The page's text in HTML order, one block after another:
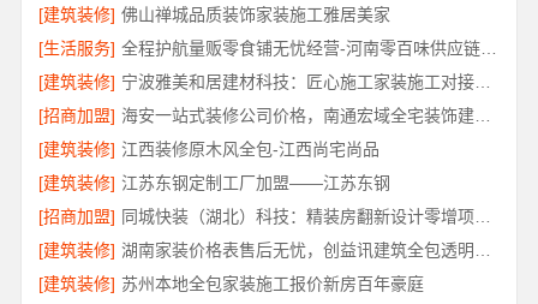
[建筑装修] 佛山禅城品质装饰家装施工雅居美家
[生活服务]
全程护航量贩零食铺无忧经营-河南零百味供应链有限公司
[建筑装修]
宁波雅美和居建材科技：匠心施工家装施工对接渠道
[招商加盟]
海安一站式装修公司价格，南通宏域全宅装饰建材有限公司
[建筑装修] 江西装修原木风全包-江西尚宅尚品
[建筑装修] 江苏东钢定制工厂加盟——江苏东钢
[招商加盟]
同城快装（湖北）科技：精装房翻新设计零增项更安心
[建筑装修]
[建筑装修] 苏州本地全包家装施工报价新房百年豪庭